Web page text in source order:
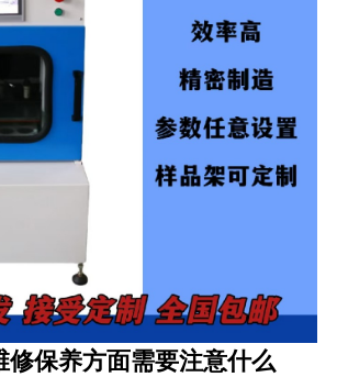
修保养方面需要注意什么